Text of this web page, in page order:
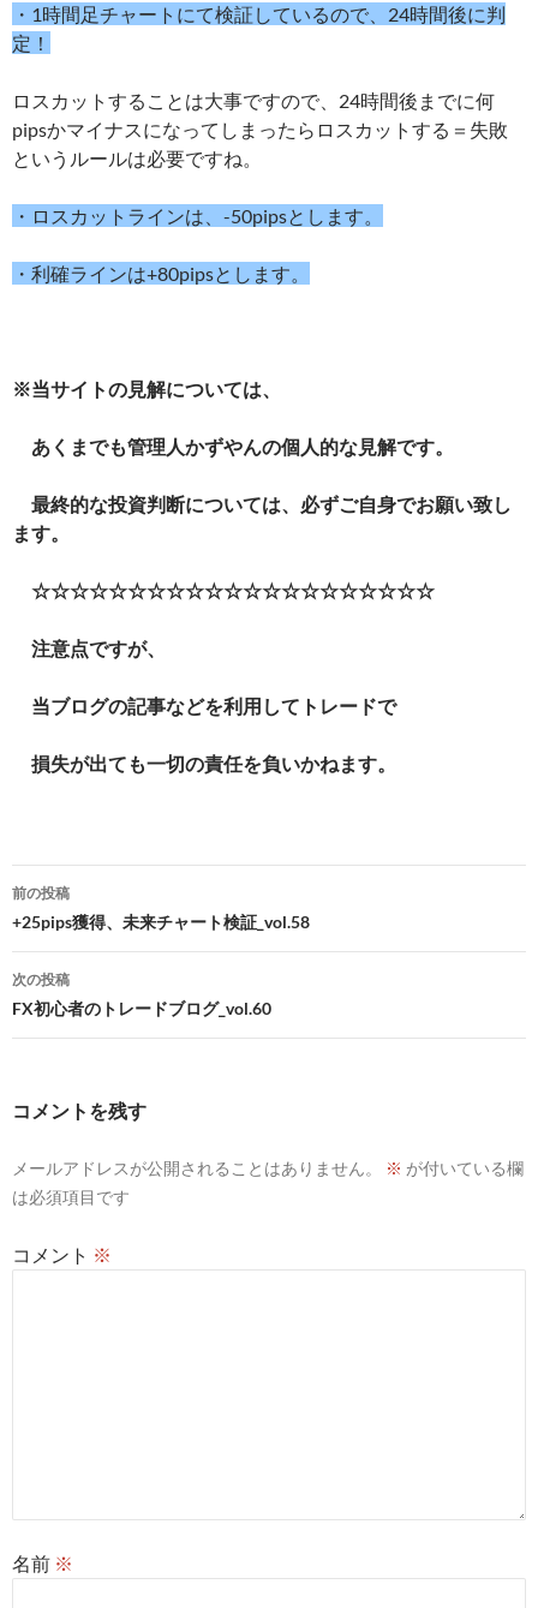
・1時間足チャートにて検証しているので、24時間後に判
定！
ロスカットすることは大事ですので、24時間後までに何
pipsかマイナスになってしまったらロスカットする＝失敗
というルールは必要ですね。
・ロスカットラインは、-50pipsとします。
・利確ラインは+80pipsとします。
※当サイトの見解については、
あくまでも管理人かずやんの個人的な見解です。
最終的な投資判断については、必ずご自身でお願い致し
ます。
☆☆☆☆☆☆☆☆☆☆☆☆☆☆☆☆☆☆☆☆☆
注意点ですが、
当ブログの記事などを利用してトレードで
損失が出ても一切の責任を負いかねます。
投
稿
ナ
ビ
ゲ
ョ
前の投稿
+25pips獲得、未来チャート検証_vol.58
次の投稿
FX初心者のトレードブログ_vol.60
コメントを残す
メールアドレスが公開されることはありません。 ※ が付いている欄
は必須項目です
コメント ※
名前 ※